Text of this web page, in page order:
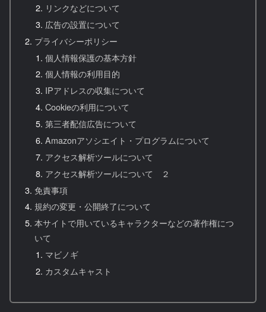
リンクなどについて
広告の設置について
プライバシーポリシー
個人情報保護の基本方針
個人情報の利用目的
IPアドレスの収集について
Cookieの利用について
第三者配信広告について
Amazonアソシエイト・プログラムについて
アクセス解析ツールについて
アクセス解析ツールについて ２
免責事項
規約の変更・公開終了について
本サイトで用いているキャラクターなどの著作権につ
いて
マビノギ
カスタムキャスト